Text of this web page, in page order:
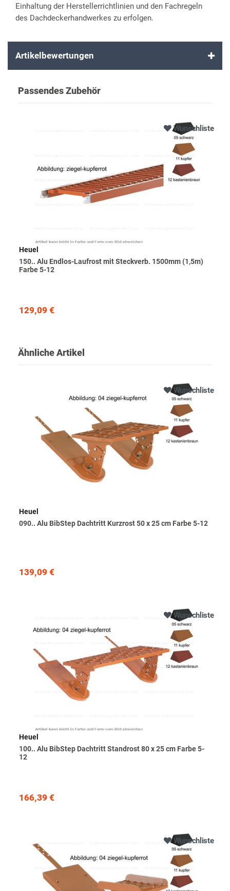
Einhaltung der Herstellerrichtlinien und den Fachregeln
des Dachdeckerhandwerkes zu erfolgen.
Artikelbewertungen
Passendes Zubehör
Wunschliste
Heuel
150.. Alu Endlos-Laufrost mit Steckverb. 1500mm (1,5m)
Farbe 5-12
129,09 €
Ähnliche Artikel
Wunschliste
Heuel
090.. Alu BibStep Dachtritt Kurzrost 50 x 25 cm Farbe 5-12
139,09 €
Wunschliste
Heuel
100.. Alu BibStep Dachtritt Standrost 80 x 25 cm Farbe 5-
12
166,39 €
Wunschliste